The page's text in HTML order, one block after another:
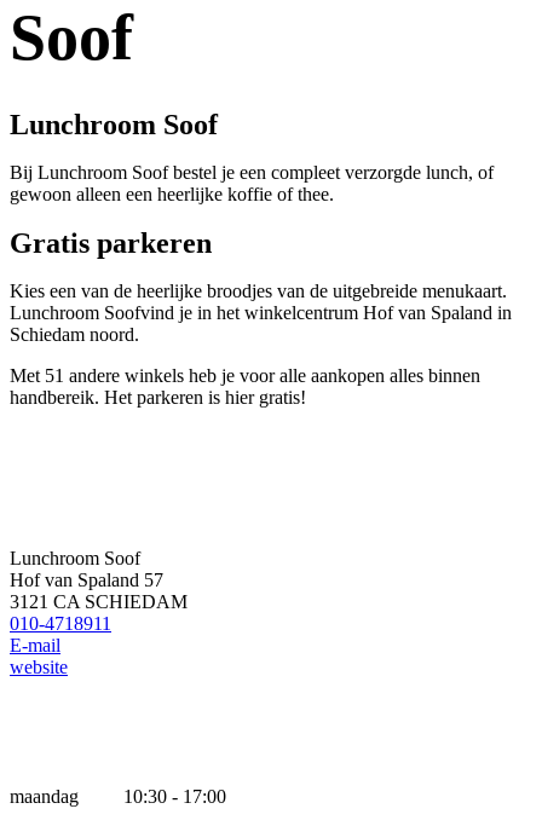
Soof
Lunchroom Soof
Bij Lunchroom Soof bestel je een compleet verzorgde lunch, of
gewoon alleen een heerlijke koffie of thee.
Gratis parkeren
Kies een van de heerlijke broodjes van de uitgebreide menukaart.
Lunchroom Soofvind je in het winkelcentrum Hof van Spaland in
Schiedam noord.
Met 51 andere winkels heb je voor alle aankopen alles binnen
handbereik. Het parkeren is hier gratis!
Lunchroom Soof
Hof van Spaland 57
3121 CA SCHIEDAM
010-4718911
E-mail
website
maandag 10:30 - 17:00